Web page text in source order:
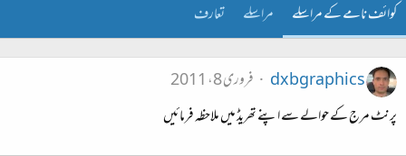
کوائف نامے کے مراسلے مراسلے تعارف
dxbgraphics
فروری 8، 2011
پرنٹ مرج کے حوالے سے اپنے تھریڈ میں ملاحظہ فرمائیں